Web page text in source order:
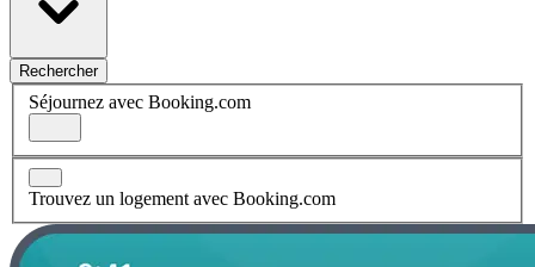
Rechercher
Séjournez avec Booking.com
Trouvez un logement avec Booking.com